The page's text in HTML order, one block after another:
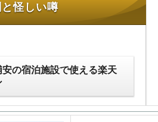
怪しい噂
の宿泊施設で使える楽天